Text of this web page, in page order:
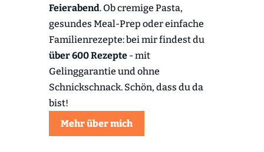
Feierabend. Ob cremige Pasta,
gesundes Meal-Prep oder einfache
Familienrezepte: bei mir findest du
über 600 Rezepte- mit
Gelinggarantie und ohne
Schnickschnack. Schön, dass du da
bist!
Mehr über mich